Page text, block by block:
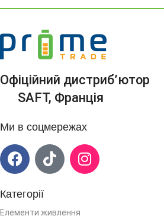
Офіційний дистриб’ютор
SAFT, Франція
Ми в соцмережах
Категорії
Елементи живлення